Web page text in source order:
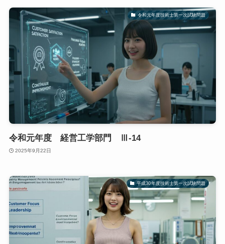
令和元年度技術士第一次試験問題
令和元年度 経営工学部門 Ⅲ-14
2025年9月22日
平成30年度技術士第一次試験問題